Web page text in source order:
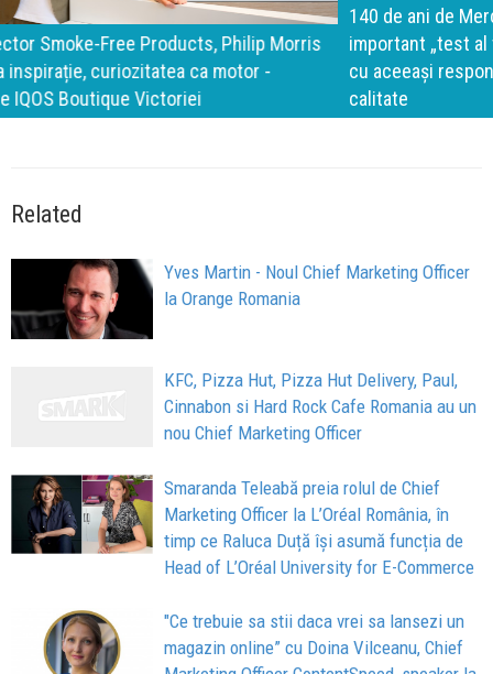
140 de ani de Mercedes-Benz. Ramona Pîrlog: Cel mai
important „test al timpului” este să inovăm constant, dar
cu aceeași responsabilitate față de oameni, siguranță și
calitate
Related
Yves Martin - Noul Chief Marketing Officer
la Orange Romania
KFC, Pizza Hut, Pizza Hut Delivery, Paul,
Cinnabon si Hard Rock Cafe Romania au un
nou Chief Marketing Officer
Smaranda Teleabă preia rolul de Chief
Marketing Officer la L’Oréal România, în
timp ce Raluca Duță își asumă funcția de
Head of L’Oréal University for E-Commerce
"Ce trebuie sa stii daca vrei sa lansezi un
magazin online” cu Doina Vilceanu, Chief